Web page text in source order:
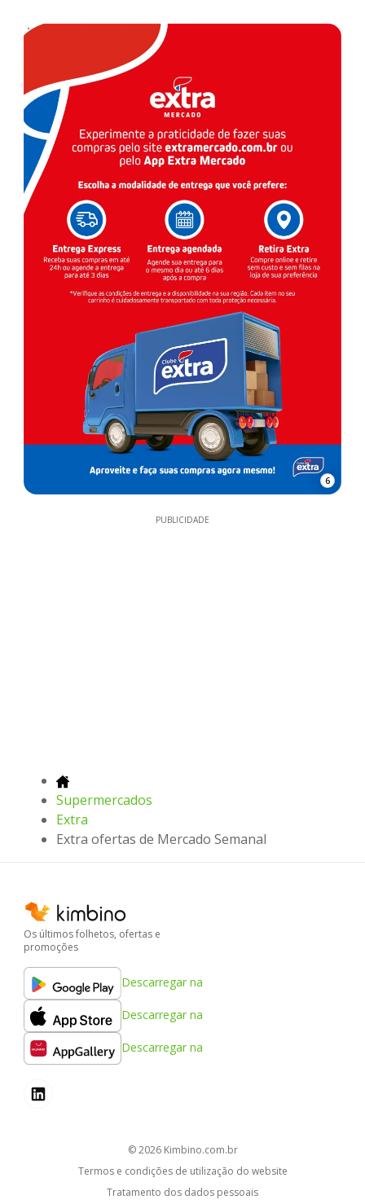
6
PUBLICIDADE
Supermercados
Extra
Extra ofertas de Mercado Semanal
Os últimos folhetos, ofertas e
promoções
Descarregar na
Descarregar na
Descarregar na
© 2026 kimbino.com.br
Termos e condições de utilização do website
Tratamento dos dados pessoais